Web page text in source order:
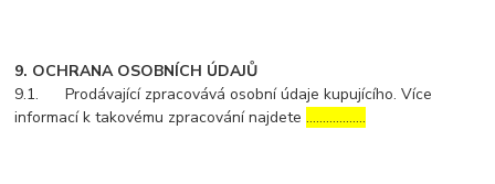
9. OCHRANA OSOBNÍCH ÚDAJŮ
9.1. Prodávající zpracovává osobní údaje kupujícího. Více
informací k takovému zpracování najdete………………